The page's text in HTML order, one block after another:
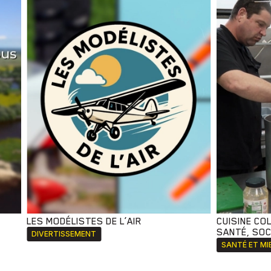
LES MODÉLISTES DE L’AIR
DIVERTISSEMENT
CUISINE
SANTÉ,
SANTÉ ET